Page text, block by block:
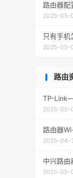
路由器配
2025-05-
只有手
2025-05-
路由
TP-
2025-05-
路由器
2025-04-
中兴路由
2025-05-